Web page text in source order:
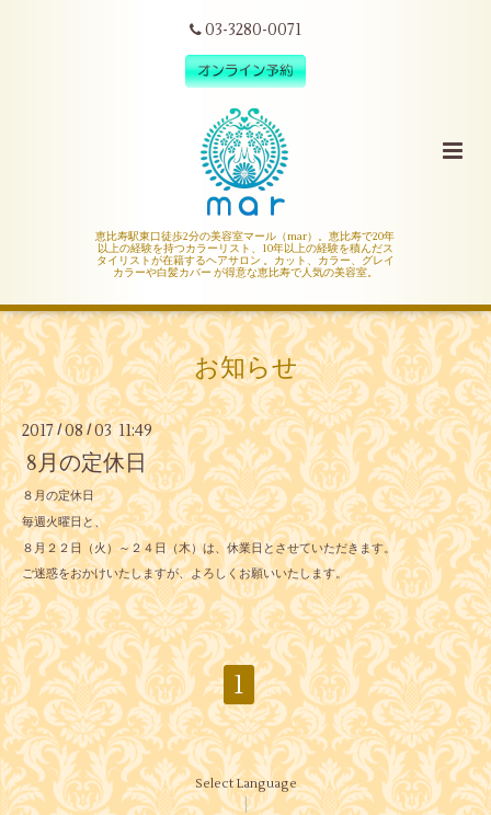
03-3280-0071
恵比寿駅東口徒歩2分の美容室マール（mar）。恵比寿で20年
以上の経験を持つカラーリスト、10年以上の経験を積んだス
タイリストが在籍するヘアサロン 。カット、カラー、グレイ
カラーや白髪カバー が得意な恵比寿で人気の美容室。
お知らせ
2017/08 / 03 11:49
8月の定休日
８月の定休日
毎週火曜日と、
８月２２日（火）～２４日（木）は、休業日とさせていただきます。
ご迷惑をおかけいたしますが、よろしくお願いいたします。
1
Select Language